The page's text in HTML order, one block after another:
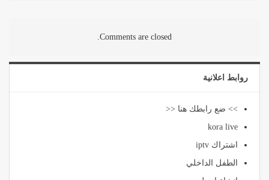
Comments are closed.
روابط اعلانية
>> ضع رابطك هنا <<
kora live
اشتراك iptv
الطفل الداخلي